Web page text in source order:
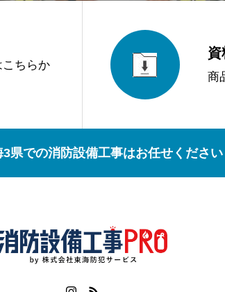
ちらか
資
商
県での消防設備工事はお任せください